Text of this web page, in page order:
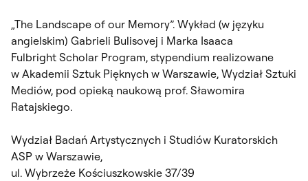
„The Landscape of our Memory”. Wykład (w języku
angielskim) Gabrieli Bulisovej i Marka Isaaca
Fulbright Scholar Program, stypendium realizowane
w Akademii Sztuk Pięknych w Warszawie, Wydział Sztuki
Mediów, pod opieką naukową prof. Sławomira
Ratajskiego.
Wydział Badań Artystycznych i Studiów Kuratorskich
ASP w Warszawie,
ul. Wybrzeże Kościuszkowskie 37/39